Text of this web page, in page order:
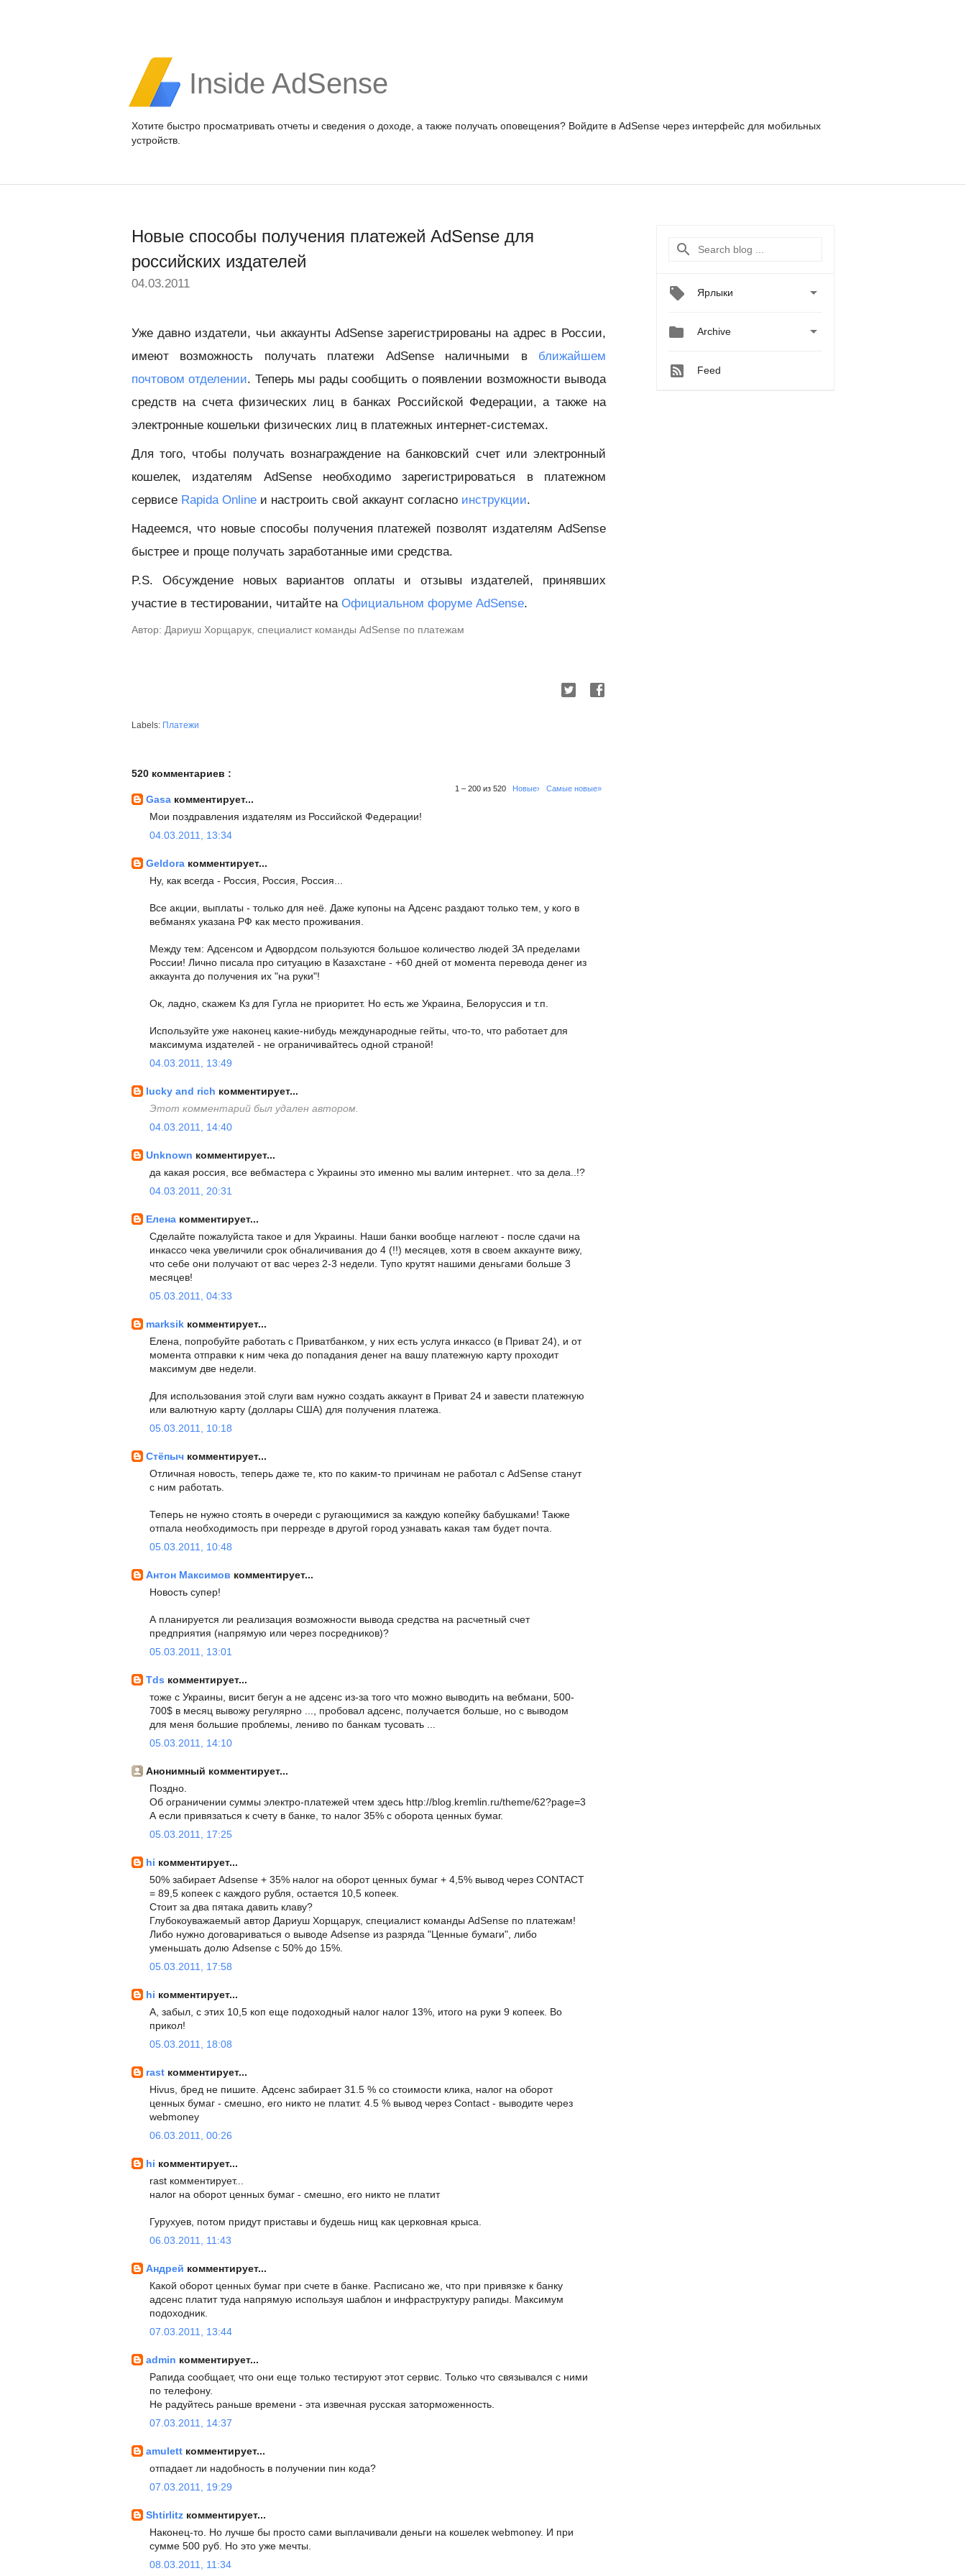
Inside AdSense
Хотите быстро просматривать отчеты и сведения о доходе, а также получать оповещения? Войдите в AdSense через интерфейс для мобильных
устройств.
Новые способы получения платежей AdSense для
российских издателей
04.03.2011
Уже давно издатели, чьи аккаунты AdSense зарегистрированы на адрес в России,
имеют возможность получать платежи AdSense наличными в ближайшем
почтовом отделении. Теперь мы рады сообщить о появлении возможности вывода
средств на счета физических лиц в банках Российской Федерации, а также на
электронные кошельки физических лиц в платежных интернет-системах.
Для того, чтобы получать вознаграждение на банковский счет или электронный
кошелек, издателям AdSense необходимо зарегистрироваться в платежном
сервисе Rapida Online и настроить свой аккаунт согласно инструкции.
Надеемся, что новые способы получения платежей позволят издателям AdSense
быстрее и проще получать заработанные ими средства.
P.S. Обсуждение новых вариантов оплаты и отзывы издателей, принявших
участие в тестировании, читайте на Официальном форуме AdSense.
Автор: Дариуш Хорщарук, специалист команды AdSense по платежам
Labels: Платежи
520 комментариев :
1 – 200 из 520 Новые› Самые новые»
Gasa комментирует...
Мои поздравления издателям из Российской Федерации!
04.03.2011, 13:34
Geldora комментирует...
Ну, как всегда - Россия, Россия, Россия...
Все акции, выплаты - только для неё. Даже купоны на Адсенс раздают только тем, у кого в
вебманях указана РФ как место проживания.
Между тем: Адсенсом и Адвордсом пользуются большое количество людей ЗА пределами
России! Лично писала про ситуацию в Казахстане - +60 дней от момента перевода денег из
аккаунта до получения их "на руки"!
Ок, ладно, скажем Кз для Гугла не приоритет. Но есть же Украина, Белоруссия и т.п.
Используйте уже наконец какие-нибудь международные гейты, что-то, что работает для
максимума издателей - не ограничивайтесь одной страной!
04.03.2011, 13:49
lucky and rich комментирует...
Этот комментарий был удален автором.
04.03.2011, 14:40
Unknown комментирует...
да какая россия, все вебмастера с Украины это именно мы валим интернет.. что за дела..!?
04.03.2011, 20:31
Елена комментирует...
Сделайте пожалуйста такое и для Украины. Наши банки вообще наглеют - после сдачи на
инкассо чека увеличили срок обналичивания до 4 (!!) месяцев, хотя в своем аккаунте вижу,
что себе они получают от вас через 2-3 недели. Тупо крутят нашими деньгами больше 3
месяцев!
05.03.2011, 04:33
marksik комментирует...
Елена, попробуйте работать с Приватбанком, у них есть услуга инкассо (в Приват 24), и от
момента отправки к ним чека до попадания денег на вашу платежную карту проходит
максимум две недели.
Для использования этой слуги вам нужно создать аккаунт в Приват 24 и завести платежную
или валютную карту (доллары США) для получения платежа.
05.03.2011, 10:18
Стёпыч комментирует...
Отличная новость, теперь даже те, кто по каким-то причинам не работал с AdSense станут
с ним работать.
Теперь не нужно стоять в очереди с ругающимися за каждую копейку бабушками! Также
отпала необходимость при перрезде в другой город узнавать какая там будет почта.
05.03.2011, 10:48
Антон Максимов комментирует...
Новость супер!
А планируется ли реализация возможности вывода средства на расчетный счет
предприятия (напрямую или через посредников)?
05.03.2011, 13:01
Tds комментирует...
тоже с Украины, висит бегун а не адсенс из-за того что можно выводить на вебмани, 500-
700$ в месяц вывожу регулярно ..., пробовал адсенс, получается больше, но с выводом
для меня большие проблемы, лениво по банкам тусовать ...
05.03.2011, 14:10
Анонимный комментирует...
Поздно.
Об ограничении суммы электро-платежей чтем здесь http://blog.kremlin.ru/theme/62?page=3
А если привязаться к счету в банке, то налог 35% с оборота ценных бумаг.
05.03.2011, 17:25
hi комментирует...
50% забирает Adsense + 35% налог на оборот ценных бумаг + 4,5% вывод через CONTACT
= 89,5 копеек с каждого рубля, остается 10,5 копеек.
Стоит за два пятака давить клаву?
Глубокоуважаемый автор Дариуш Хорщарук, специалист команды AdSense по платежам!
Либо нужно договариваться о выводе Adsense из разряда "Ценные бумаги", либо
уменьшать долю Adsense с 50% до 15%.
05.03.2011, 17:58
hi комментирует...
А, забыл, с этих 10,5 коп еще подоходный налог налог 13%, итого на руки 9 копеек. Во
прикол!
05.03.2011, 18:08
rast комментирует...
Hivus, бред не пишите. Адсенс забирает 31.5 % со стоимости клика, налог на оборот
ценных бумаг - смешно, его никто не платит. 4.5 % вывод через Contact - выводите через
webmoney
06.03.2011, 00:26
hi комментирует...
rast комментирует...
налог на оборот ценных бумаг - смешно, его никто не платит
Гурухуев, потом придут приставы и будешь нищ как церковная крыса.
06.03.2011, 11:43
Андрей комментирует...
Какой оборот ценных бумаг при счете в банке. Расписано же, что при привязке к банку
адсенс платит туда напрямую используя шаблон и инфраструктуру рапиды. Максимум
подоходник.
07.03.2011, 13:44
admin комментирует...
Рапида сообщает, что они еще только тестируют этот сервис. Только что связывался с ними
по телефону.
Не радуйтесь раньше времени - эта извечная русская заторможенность.
07.03.2011, 14:37
amulett комментирует...
отпадает ли надобность в получении пин кода?
07.03.2011, 19:29
Shtirlitz комментирует...
Наконец-то. Но лучше бы просто сами выплачивали деньги на кошелек webmoney. И при
сумме 500 руб. Но это уже мечты.
08.03.2011, 11:34
Ярлыки 
 Archive 
Feed